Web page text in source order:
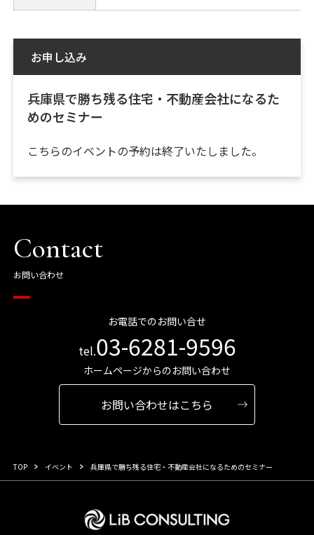
お申し込み
兵庫県で勝ち残る住宅・不動産会社になるた
めのセミナー
こちらのイベントの予約は終了いたしました。
Contact
お問い合わせ
お電話でのお問い合せ
tel.03-6281-9596
ホームページからのお問い合わせ
お問い合わせはこちら
TOP イベント 兵庫県で勝ち残る住宅・不動産会社になるためのセミナー